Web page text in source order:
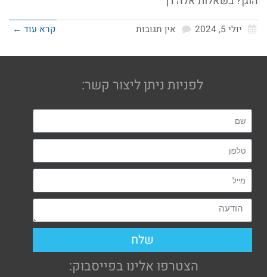
יולי 5, 2024 אין תגובות קרא עוד ←
לפניות ניתן ליצור קשר:
שלח
הצטרפו אלינו בפייסבוק: